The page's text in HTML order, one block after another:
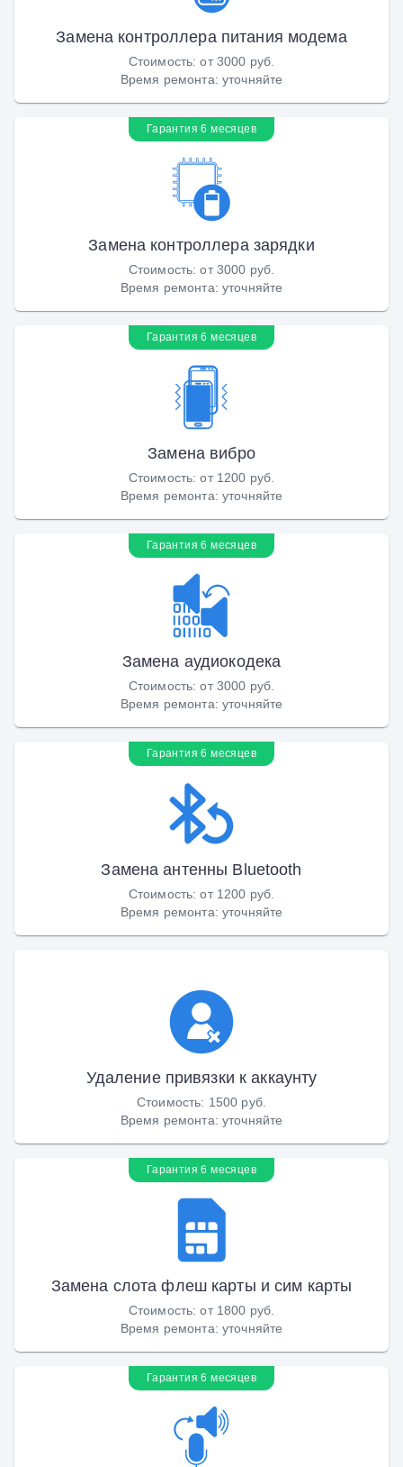
Замена контроллера питания модема
Стоимость:от 3000 руб.
Время ремонта: уточняйте
Гарантия 6 месяцев
Замена контроллера зарядки
Стоимость:от 3000 руб.
Время ремонта: уточняйте
Гарантия 6 месяцев
Замена вибро
Стоимость:от 1200 руб.
Время ремонта: уточняйте
Гарантия 6 месяцев
Замена аудиокодека
Стоимость:от 3000 руб.
Время ремонта: уточняйте
Гарантия 6 месяцев
Замена антенны Bluetooth
Стоимость:от 1200 руб.
Время ремонта: уточняйте
Удаление привязки к аккаунту
Стоимость: 1500 руб.
Время ремонта: уточняйте
Гарантия 6 месяцев
Замена слота флеш карты и сим карты
Стоимость:от 1800 руб.
Время ремонта: уточняйте
Гарантия 6 месяцев